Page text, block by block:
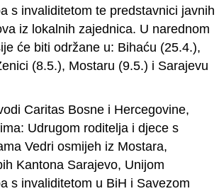
s invaliditetom te predstavnici javnih
iz lokalnih zajednica. U narednom
će biti održane u: Bihaću (25.4.),
(8.5.), Mostaru (9.5.) i Sarajevu
Caritas Bosne i Hercegovine,
Udrugom roditelja i djece s
Vedri osmijeh iz Mostara,
Kantona Sarajevo, Unijom
s invaliditetom u BiH i Savezom